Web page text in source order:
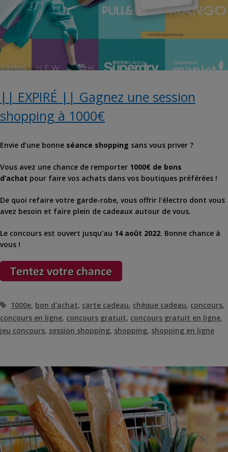
|| EXPIRÉ || Gagnez une session
shopping à 1000€
Envie d’une bonne séance shopping sans vous priver ?
Vous avez une chance de remporter 1000€ de bons
d’achat pour faire vos achats dans vos boutiques préférées !
De quoi refaire votre garde-robe, vous offrir l’électro dont vous
avez besoin et faire plein de cadeaux autour de vous.
Le concours est ouvert jusqu’au 14 août 2022. Bonne chance à
vous !
Étiquettes
1000e, bon d'achat, carte cadeau, chèque cadeau, concours,
concours en ligne, concours gratuit, concours gratuit en ligne,
jeu concours, session shopping, shopping, shopping en ligne